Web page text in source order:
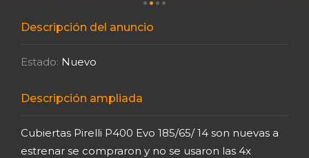
Descripción del anuncio
Estado: Nuevo
Descripción ampliada
Cubiertas Pirelli P400 Evo 185/65/ 14 son nuevas a
estrenar se compraron y no se usaron las 4x